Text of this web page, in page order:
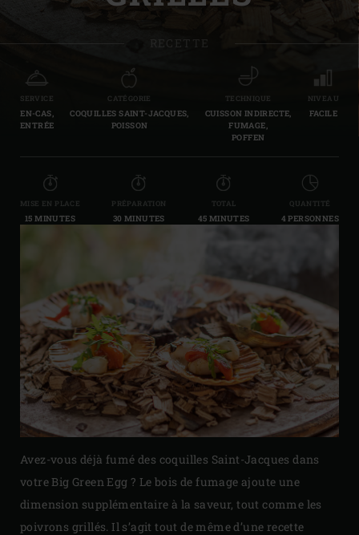
RECETTE
SERVICE
EN-CAS,
ENTRÉE
CATÉGORIE
COQUILLES SAINT-JACQUES,
POISSON
TECHNIQUE
CUISSON INDIRECTE,
FUMAGE,
POFFEN
NIVEAU
FACILE
MISE EN PLACE
15 MINUTES
PRÉPARATION
30 MINUTES
TOTAL
45 MINUTES
QUANTITÉ
4 PERSONNES
Avez-vous déjà fumé des coquilles Saint-Jacques dans
votre Big Green Egg ? Le bois de fumage ajoute une
dimension supplémentaire à la saveur, tout comme les
poivrons grillés. Il s’agit tout de même d’une recette